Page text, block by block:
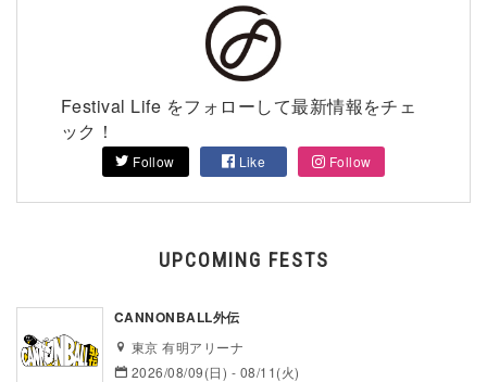
Festival Life をフォローして最新情報をチェ
ック！
Follow Like Follow
UPCOMING FESTS
CANNONBALL外伝
東京 有明アリーナ
2026/08/09(日) - 08/11(火)